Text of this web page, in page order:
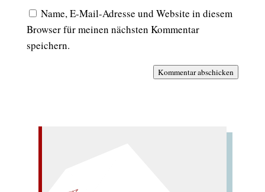
Name, E-Mail-Adresse und Website in diesem
Browser für meinen nächsten Kommentar
speichern.
Kommentar abschicken